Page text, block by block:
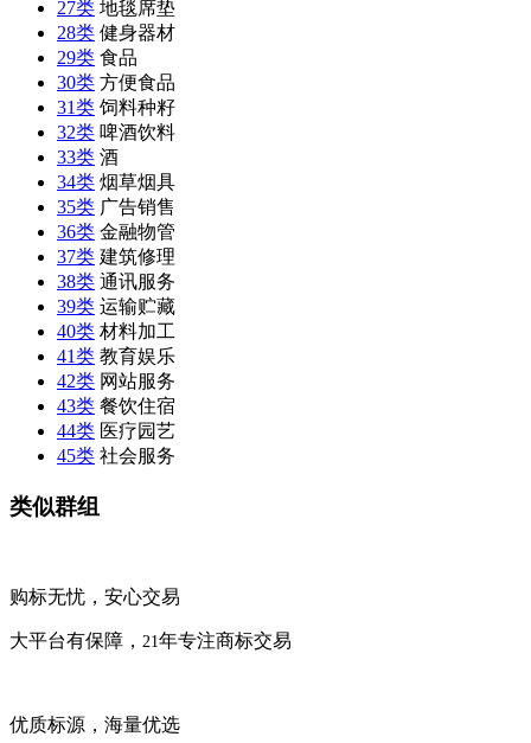
27类 地毯席垫
28类 健身器材
29类 食品
30类 方便食品
31类 饲料种籽
32类 啤酒饮料
33类 酒
34类 烟草烟具
35类 广告销售
36类 金融物管
37类 建筑修理
38类 通讯服务
39类 运输贮藏
40类 材料加工
41类 教育娱乐
42类 网站服务
43类 餐饮住宿
44类 医疗园艺
45类 社会服务
类似群组
购标无忧，安心交易
大平台有保障， 21年专注商标交易
优质标源，海量优选